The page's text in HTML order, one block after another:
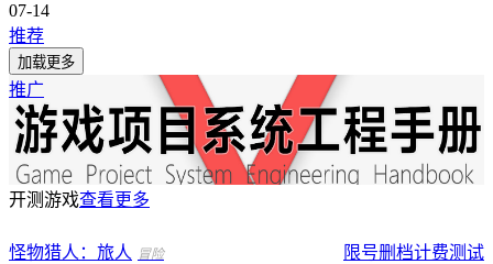
07-14
推荐
加载更多
推广
开测游戏查看更多
怪物猎人：旅人 冒险 限号删档计费测试